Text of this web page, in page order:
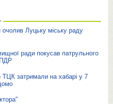
Луцьку міську раду
ради покусав патрульного
ТЦК затримали на хабарі у 7